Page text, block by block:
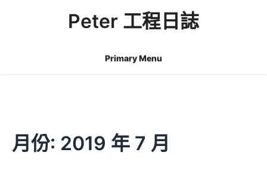
Peter 工程日誌
Primary Menu
月份: 2019 年 7 月